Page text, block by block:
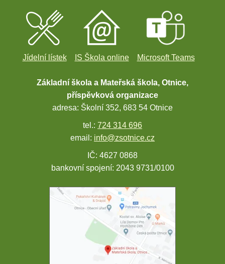
Jídelní lístek IS Škola online Microsoft Teams
Základní škola a Mateřská škola, Otnice,
příspěvková organizace
adresa: Školní 352, 683 54 Otnice
tel.: 724 314 696
email: info@zsotnice.cz
IČ: 4627 0868
bankovní spojení: 2043 9731/0100